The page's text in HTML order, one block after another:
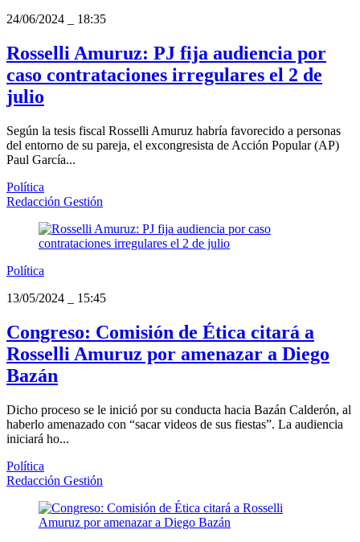
24/06/2024
18:35
Rosselli Amuruz: PJ fija audiencia por
caso contrataciones irregulares el 2 de
julio
Según la tesis fiscal Rosselli Amuruz habría favorecido a personas
del entorno de su pareja, el excongresista de Acción Popular (AP)
Paul García...
Política
Redacción Gestión
Política
13/05/2024
15:45
Congreso: Comisión de Ética citará a
Rosselli Amuruz por amenazar a Diego
Bazán
Dicho proceso se le inició por su conducta hacia Bazán Calderón, al
haberlo amenazado con “sacar videos de sus fiestas”. La audiencia
iniciará ho...
Política
Redacción Gestión